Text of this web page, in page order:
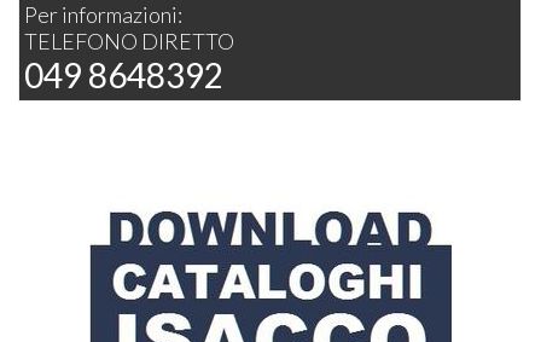
Per informazioni:
TELEFONO DIRETTO
049 8648392